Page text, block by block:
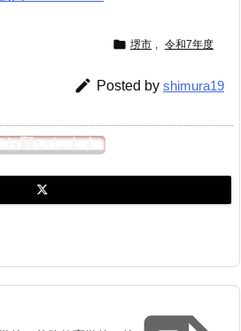
 堺市 , 令和7年度
 Posted by shimura19
願いします